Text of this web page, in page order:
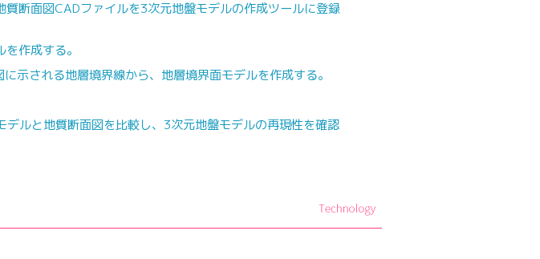
断面図CADファイルを3次元地盤モデルの作成ツールに登録
作成する。
示される地層境界線から、地層境界面モデルを作成する。
ルと地質断面図を比較し、3次元地盤モデルの再現性を確認